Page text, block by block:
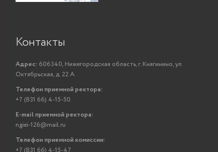
Контакты
Адрес: 606340, Нижегородская область, г. Княгинино, ул.
Октябрьская, д. 22 А
Телефон приемной ректора:
+7 (831 66) 4-15-50
E-mail приемной ректора:
ngiei-126@mail.ru
Телефон приемной комиссии: